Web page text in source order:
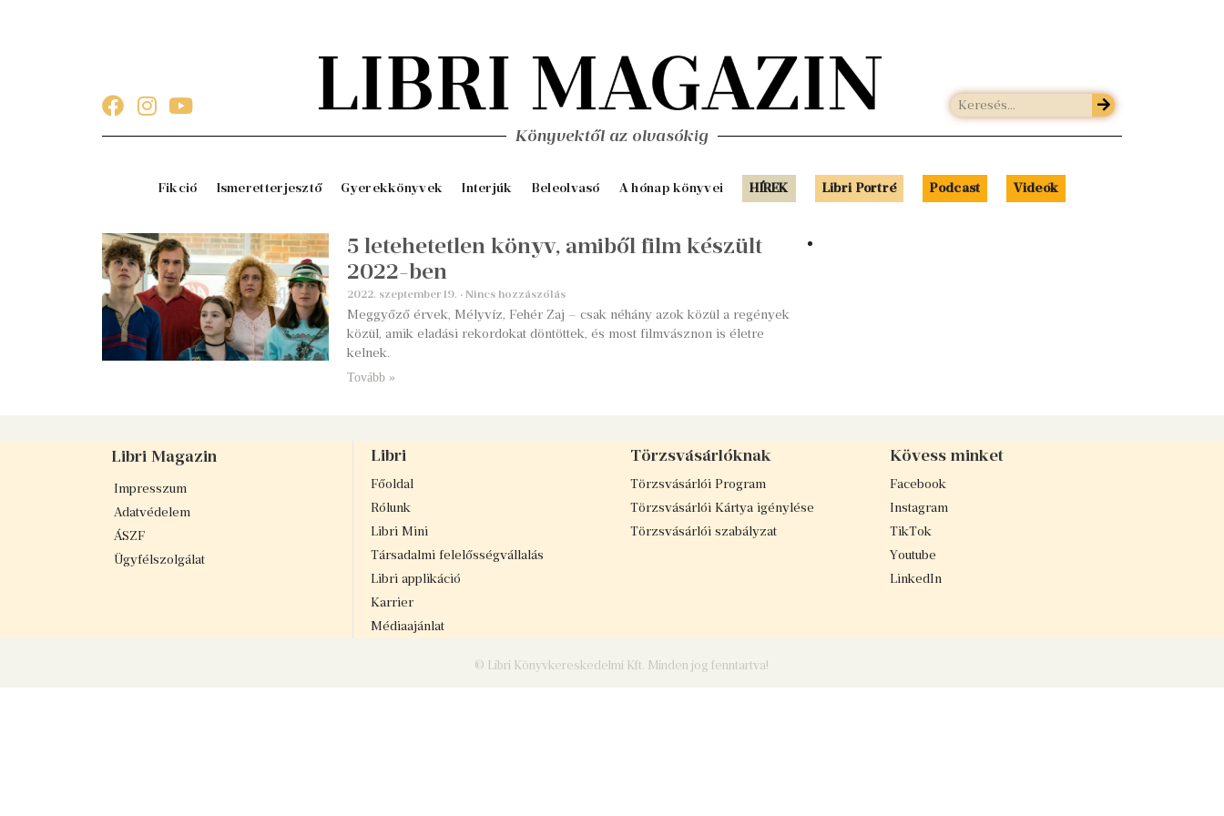
Könyvektől az olvasókig
Fikció Ismeretterjesztő Gyerekkönyvek Interjúk Beleolvasó A hónap könyvei HÍREK Libri Portré Podcast Videók
5 letehetetlen könyv, amiből film készült
2022-ben
2022. szeptember 19. Nincs hozzászólás
Meggyőző érvek, Mélyvíz, Fehér Zaj – csak néhány azok közül a regények
közül, amik eladási rekordokat döntöttek, és most filmvásznon is életre
kelnek.
Tovább »
Libri Magazin
Impresszum
Adatvédelem
ÁSZF
Ügyfélszolgálat
Libri
Főoldal
Rólunk
Libri Mini
Társadalmi felelősségvállalás
Libri applikáció
Karrier
Médiaajánlat
Törzsvásárlóknak
Törzsvásárlói Program
Törzsvásárlói Kártya igénylése
Törzsvásárlói szabályzat
Kövess minket
Facebook
Instagram
TikTok
Youtube
LinkedIn
© Libri Könyvkereskedelmi Kft. Minden jog fenntartva!